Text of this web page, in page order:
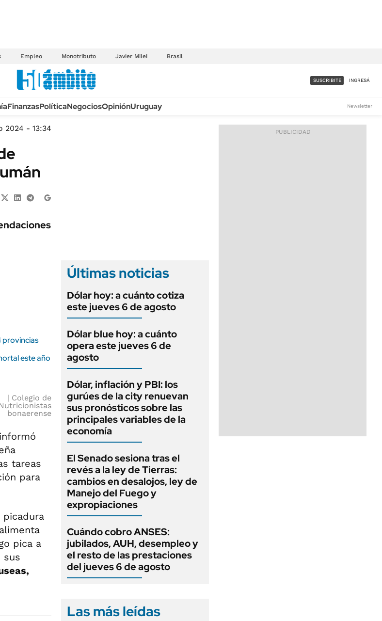
Empleo Monotributo Javier Milei Brasil
GENERAL
ACCESO FULL - $1.800/MES
SUSCRIBITE INGRESÁ
FinanzasPolíticaNegociosOpiniónUruguay Newsletter
2024 - 13:34
provincias
este año
Colegio de
bonaerense
tareas
para
pica a
sus
Últimas noticias
Dólar hoy: a cuánto cotiza
este jueves 6 de agosto
Dólar blue hoy: a cuánto
opera este jueves 6 de
agosto
Dólar, inflación y PBI: los
gurúes de la city renuevan
sus pronósticos sobre las
principales variables de la
economía
El Senado sesiona tras el
revés a la ley de Tierras:
cambios en desalojos, ley de
Manejo del Fuego y
expropiaciones
Cuándo cobro ANSES:
jubilados, AUH, desempleo y
el resto de las prestaciones
del jueves 6 de agosto
Las más leídas